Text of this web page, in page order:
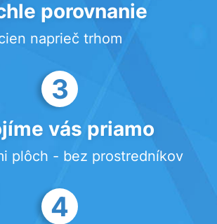
porovnanie
naprieč trhom
3
vás priamo
plôch - bez prostredníkov
4